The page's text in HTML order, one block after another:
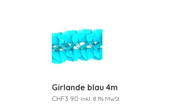
Girlande blau 4m
CHF3.90 inkl. 8.1% MwSt.